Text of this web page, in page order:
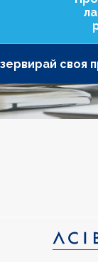
своя